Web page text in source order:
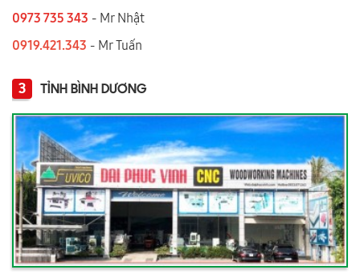
0973 735 343 - Mr Nhật
0919.421.343 ​​​​​​ - Mr Tuấn
3 TỈNH BÌNH DƯƠNG